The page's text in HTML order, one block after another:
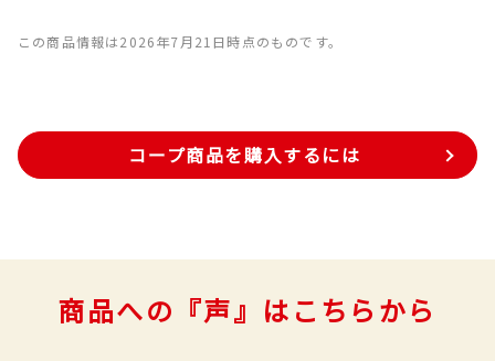
この商品情報は2026年7月21日時点のものです。
コープ商品を購入するには
商品への『声』はこちらから